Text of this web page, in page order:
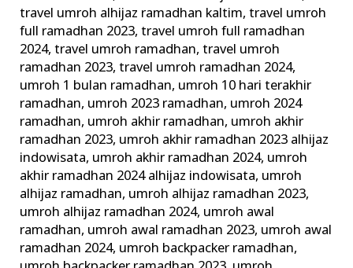
travel umroh alhijaz ramadhan kaltim,travel umroh
full ramadhan 2023,travel umroh full ramadhan
2024,travel umroh ramadhan,travel umroh
ramadhan 2023,travel umroh ramadhan 2024,
umroh 1 bulan ramadhan, umroh 10 hari terakhir
ramadhan, umroh 2023 ramadhan, umroh 2024
ramadhan, umroh akhir ramadhan, umroh akhir
ramadhan 2023, umroh akhir ramadhan 2023 alhijaz
indowisata, umroh akhir ramadhan 2024, umroh
akhir ramadhan 2024 alhijaz indowisata, umroh
alhijaz ramadhan, umroh alhijaz ramadhan 2023,
umroh alhijaz ramadhan 2024, umroh awal
ramadhan, umroh awal ramadhan 2023, umroh awal
ramadhan 2024, umroh backpacker ramadhan,